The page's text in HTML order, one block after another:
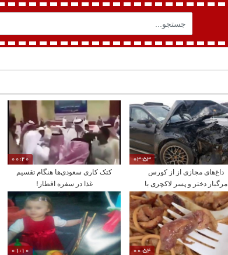
03:53
داغ‌های مجازی از از کورس
مرگبار دختر و پسر لاکچری با
پورشه تا خرید و فروش مواد
00:20
کتک کاری سعودی‌ها هنگام تقسیم
غذا در سفره افطار!
00:54
01:10